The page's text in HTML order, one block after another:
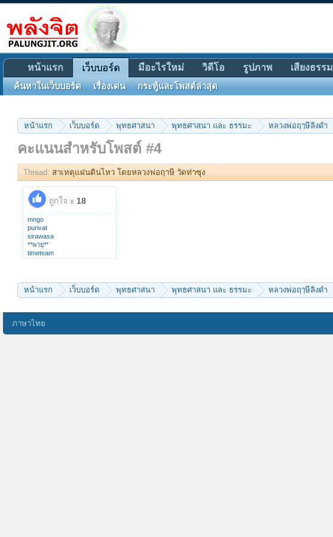
หน้าแรก เว็บบอร์ด พุทธศาสนา พุทธศาสนา และ ธรรมะ หลวงพ่อฤๅษีลิงดำ
คะแนนสำหรับโพสต์ #4
Thread: สาเหตุแผ่นดินไหว โดยหลวงพ่อฤาษี วัดท่าซุง
ถูกใจ x 18
mngo
purivat
sirawasa
**พายุ**
timeteam
chai8383
ธรรมวิวัฒน์
e20aoa
chai9000
ต้นบุญ
ปริมบุญ
บ่าวใต้
หน้าแรก เว็บบอร์ด พุทธศาสนา พุทธศาสนา และ ธรรมะ หลวงพ่อฤๅษีลิงดำ
หน้าแรก เว็บบอร์ด
ค้นหาในเว็บบอร์ด เรื่องเด่น กระทู้และโพสต์ล่าสุด
มีอะไรใหม่ วิดีโอ รูปภาพ เสียงธรรม
ภาษาไทย